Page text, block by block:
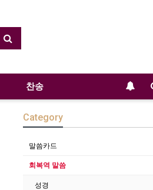
찬송
Category
말씀카드
회복역 말씀
성경